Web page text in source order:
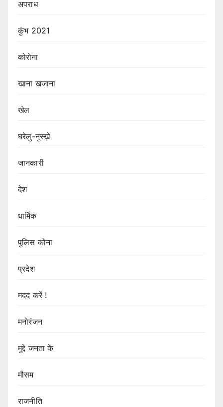
अपराध
कुंभ 2021
कोरोना
खाना खजाना
खेल
घरेलु-नुस्ख़े
जानकारी
देश
धार्मिक
पुलिस कोना
प्रदेश
मदद करें !
मनोरंजन
मुद्दे जनता के
मौसम
राजनीति